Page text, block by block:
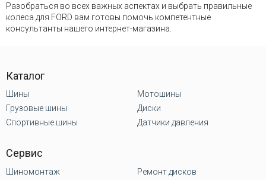
Разобраться во всех важных аспектах и выбрать правильные
колеса для FORD вам готовы помочь компетентные
консультанты нашего интернет-магазина.
Каталог
Шины
Грузовые шины
Спортивные шины
Мотошины
Диски
Датчики давления
Сервис
Шиномонтаж
Ремонт дисков